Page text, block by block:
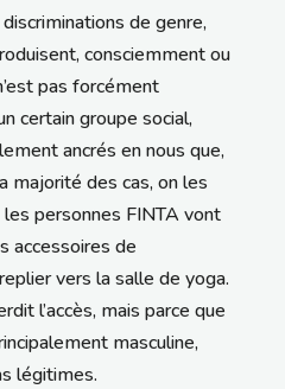
de genre,
consciemment ou
pas forcément
certain groupe social,
ancrés en nous que,
majorité des cas, on les
personnes FINTA vont
accessoires de
vers la salle de yoga.
l’accès, mais parce que
masculine,
légitimes.